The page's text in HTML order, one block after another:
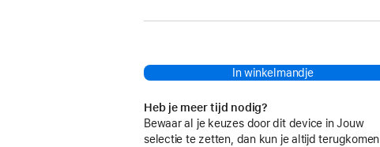
In winkelmandje
Heb je meer tijd nodig?
Bewaar al je keuzes door dit device in Jouw
selectie te zetten, dan kun je altijd terugkomen